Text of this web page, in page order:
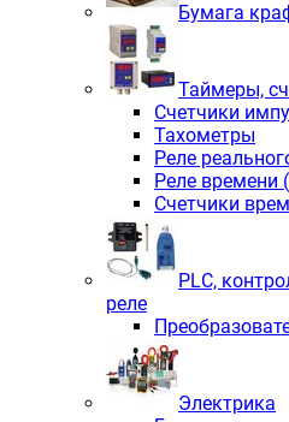
Бумага
Таймеры,
Счетчики
Тахометры
Реле
Реле времени
Счетчики
PLС,
реле
Электрика